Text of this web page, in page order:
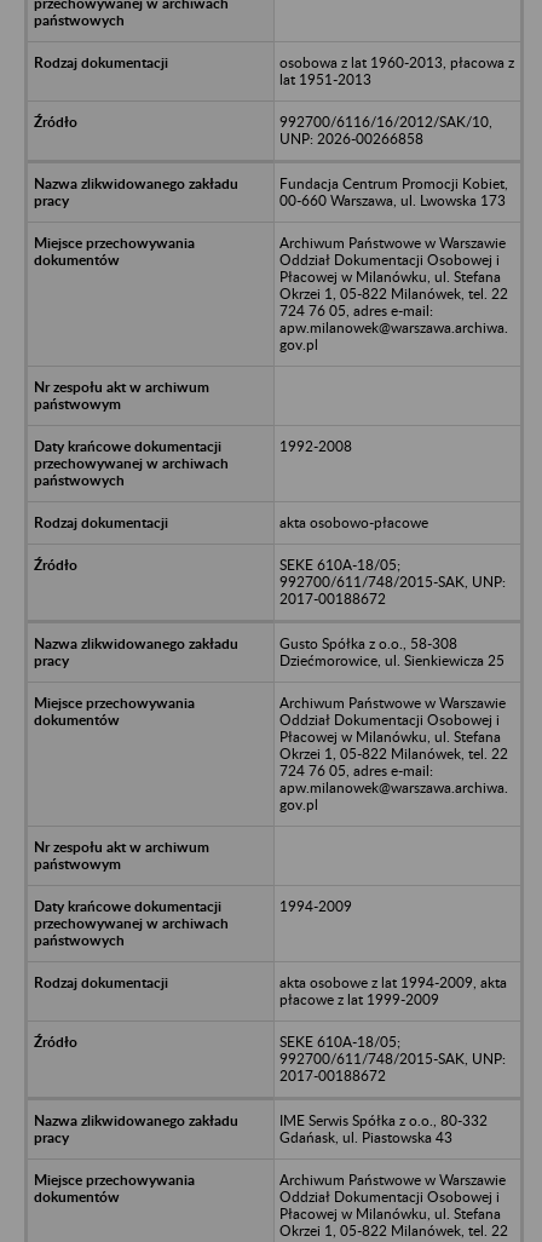
osobowa z lat 1960-2013, płacowa z
lat 1951-2013
992700/6116/16/2012/SAK/10,
UNP: 2026-00266858
Fundacja Centrum Promocji Kobiet,
00-660 Warszawa, ul. Lwowska 173
Archiwum Państwowe w Warszawie
Oddział Dokumentacji Osobowej i
Płacowej w Milanówku, ul. Stefana
Okrzei 1, 05-822 Milanówek, tel. 22
724 76 05, adres e-mail:
apw.milanowek@warszawa.archiwa.
gov.pl
1992-2008
akta osobowo-płacowe
SEKE 610A-18/05;
992700/611/748/2015-SAK, UNP:
2017-00188672
Gusto Spółka z o.o., 58-308
Dziećmorowice, ul. Sienkiewicza 25
Archiwum Państwowe w Warszawie
Oddział Dokumentacji Osobowej i
Płacowej w Milanówku, ul. Stefana
Okrzei 1, 05-822 Milanówek, tel. 22
724 76 05, adres e-mail:
apw.milanowek@warszawa.archiwa.
gov.pl
1994-2009
akta osobowe z lat 1994-2009, akta
płacowe z lat 1999-2009
SEKE 610A-18/05;
992700/611/748/2015-SAK, UNP:
2017-00188672
IME Serwis Spółka z o.o., 80-332
Gdańask, ul. Piastowska 43
Archiwum Państwowe w Warszawie
Oddział Dokumentacji Osobowej i
Płacowej w Milanówku, ul. Stefana
Okrzei 1, 05-822 Milanówek, tel. 22